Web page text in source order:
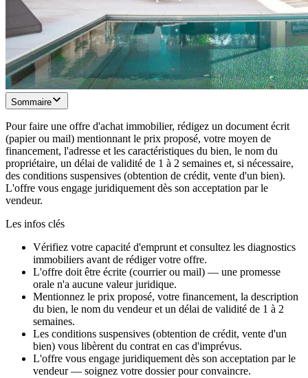
Sommaire
Pour faire une offre d'achat immobilier, rédigez un document écrit
(papier ou mail) mentionnant le prix proposé, votre moyen de
financement, l'adresse et les caractéristiques du bien, le nom du
propriétaire, un délai de validité de 1 à 2 semaines et, si nécessaire,
des conditions suspensives (obtention de crédit, vente d'un bien).
L'offre vous engage juridiquement dès son acceptation par le
vendeur.
Les infos clés
Vérifiez votre capacité d'emprunt et consultez les diagnostics
immobiliers avant de rédiger votre offre.
L'offre doit être écrite (courrier ou mail) — une promesse
orale n'a aucune valeur juridique.
Mentionnez le prix proposé, votre financement, la description
du bien, le nom du vendeur et un délai de validité de 1 à 2
semaines.
Les conditions suspensives (obtention de crédit, vente d'un
bien) vous libèrent du contrat en cas d'imprévus.
L'offre vous engage juridiquement dès son acceptation par le
vendeur — soignez votre dossier pour convaincre.